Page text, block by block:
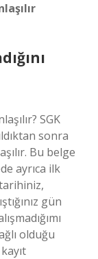
SGK
sonra
Bu belge
ayrıca ilk
gün
olduğu